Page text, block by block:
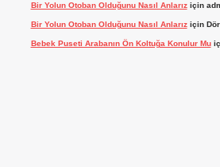
Bir Yolun Otoban Olduğunu Nasıl Anlarıziçin
Bir Yolun Otoban Olduğunu Nasıl Anlarıziçin
Bebek Puseti Arabanın Ön Koltuğa Konulur Mu